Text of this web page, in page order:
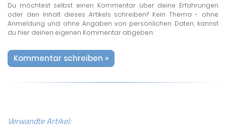
Du möchtest selbst einen Kommentar über deine Erfahrungen
oder den Inhalt dieses Artikels schreiben? Kein Thema - ohne
Anmeldung und ohne Angaben von persönlichen Daten, kannst
du hier deinen eigenen Kommentar abgeben:
Kommentar schreiben »
Verwandte Artikel: